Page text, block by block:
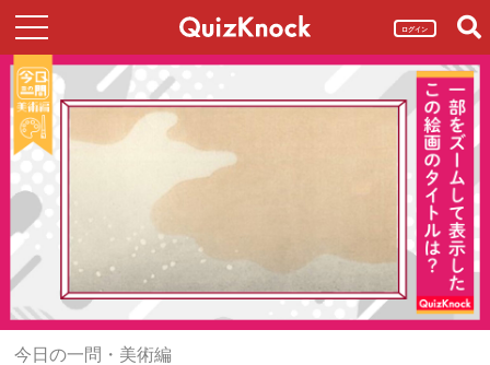
ログイン
今日の一問・美術編